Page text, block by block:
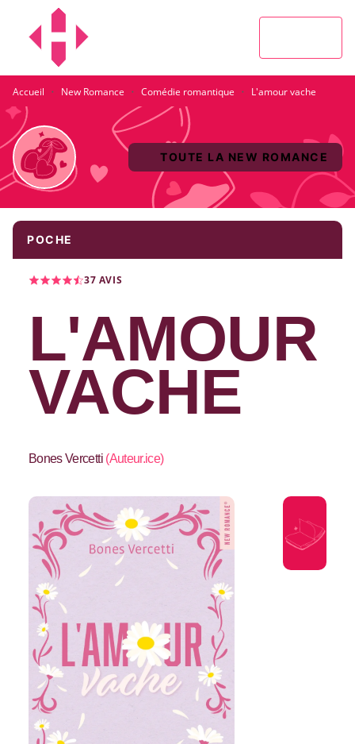
MENU
Accueil · New Romance · Comédie romantique · L'amour vache
TOUTE LA NEW ROMANCE
POCHE
37 AVIS
L'AMOUR
VACHE
Bones Vercetti(Auteur.ice)